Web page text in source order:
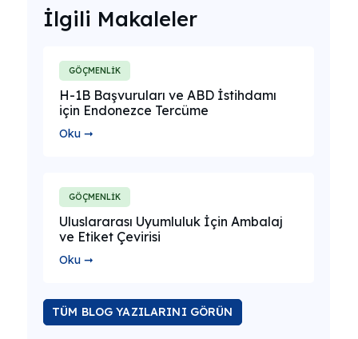
İlgili Makaleler
GÖÇMENLİK
H-1B Başvuruları ve ABD İstihdamı
için Endonezce Tercüme
Oku ➞
GÖÇMENLİK
Uluslararası Uyumluluk İçin Ambalaj
ve Etiket Çevirisi
Oku ➞
TÜM BLOG YAZILARINI GÖRÜN